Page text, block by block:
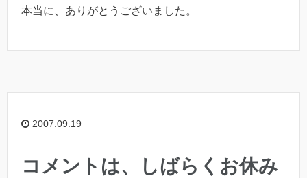
本当に、ありがとうございました。
2007.09.19
コメントは、しばらくお休み